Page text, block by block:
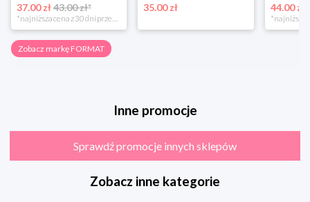
37.00 zł43.00 zł*
35.00 zł
44.00 zł
Zobacz markę FORMAT
Inne promocje
Sprawdź promocje innych sklepów
Zobacz inne kategorie